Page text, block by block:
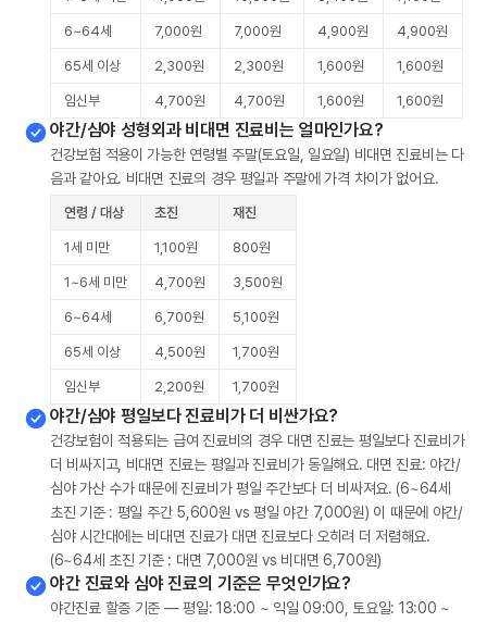
6~64세 7,000원 7,000원 4,900원 4,900원
65세 이상 2,300원 2,300원 1,600원 1,600원
임신부 4,700원 4,700원 1,600원 1,600원
야간/심야 성형외과 비대면 진료비는 얼마인가요?
건강보험 적용이 가능한 연령별 주말(토요일, 일요일) 비대면 진료비는 다
음과 같아요. 비대면 진료의 경우 평일과 주말에 가격 차이가 없어요.
연령 / 대상 초진 재진
1세 미만 1,100원 800원
1~6세 미만 4,700원 3,500원
6~64세 6,700원 5,100원
65세 이상 4,500원 1,700원
임신부 2,200원 1,700원
야간/심야 평일보다 진료비가 더 비싼가요?
건강보험이 적용되는 급여 진료비의 경우 대면 진료는 평일보다 진료비가
더 비싸지고, 비대면 진료는 평일과 진료비가 동일해요. 대면 진료: 야간/
심야 가산 수가 때문에 진료비가 평일 주간보다 더 비싸져요. (6~64세
초진 기준 : 평일 주간 5,600원 vs 평일 야간 7,000원) 이 때문에 야간/
심야 시간대에는 비대면 진료가 대면 진료보다 오히려 더 저렴해요.
(6~64세 초진 기준 : 대면 7,000원 vs 비대면 6,700원)
야간 진료와 심야 진료의 기준은 무엇인가요?
야간진료 할증 기준 — 평일: 18:00 ~ 익일 09:00, 토요일: 13:00 ~